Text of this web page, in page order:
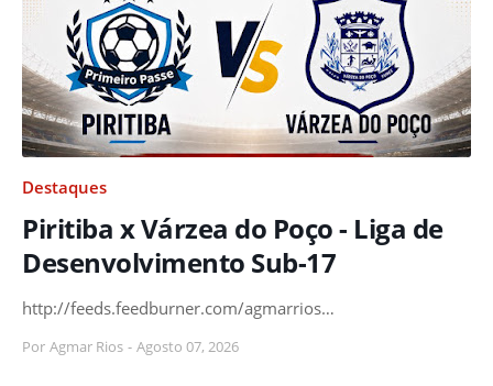
Destaques
Piritiba x Várzea do Poço - Liga de
Desenvolvimento Sub-17
http://feeds.feedburner.com/agmarrios…
Por Agmar Rios - Agosto 07, 2026